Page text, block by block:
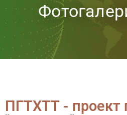
ПГТХТТ - проект